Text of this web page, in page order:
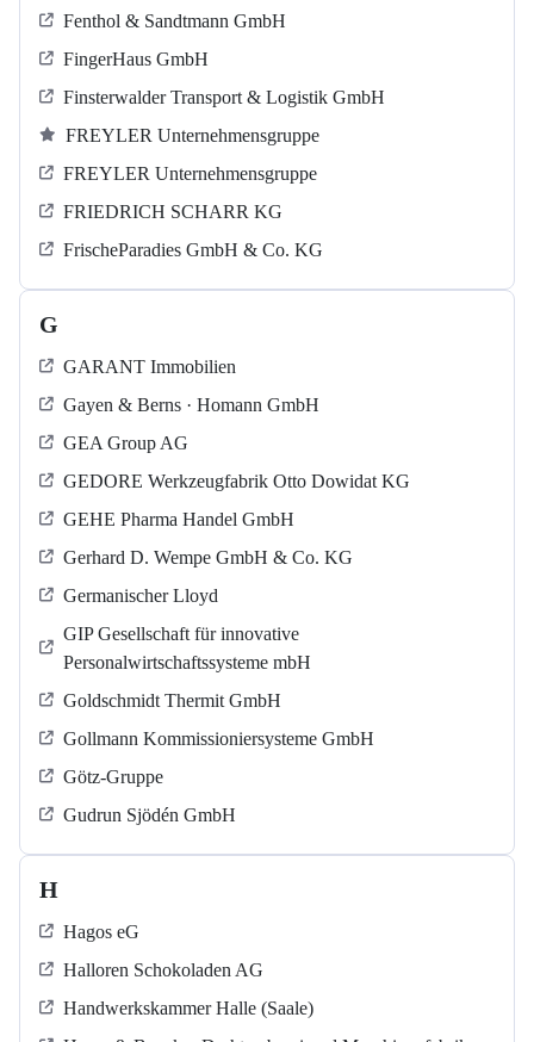
Fenthol & Sandtmann GmbH
FingerHaus GmbH
Finsterwalder Transport & Logistik GmbH
FREYLER Unternehmensgruppe
FREYLER Unternehmensgruppe
FRIEDRICH SCHARR KG
FrischeParadies GmbH & Co. KG
G
GARANT Immobilien
Gayen & Berns · Homann GmbH
GEA Group AG
GEDORE Werkzeugfabrik Otto Dowidat KG
GEHE Pharma Handel GmbH
Gerhard D. Wempe GmbH & Co. KG
Germanischer Lloyd
GIP Gesellschaft für innovative
Personalwirtschaftssysteme mbH
Goldschmidt Thermit GmbH
Gollmann Kommissioniersysteme GmbH
Götz-Gruppe
Gudrun Sjödén GmbH
H
Hagos eG
Halloren Schokoladen AG
Handwerkskammer Halle (Saale)